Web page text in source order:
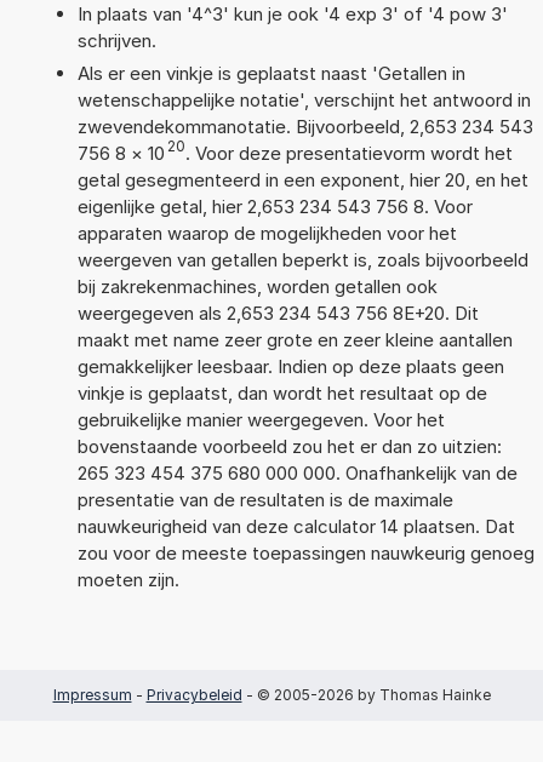
In plaats van '4^3' kun je ook '4 exp 3' of '4 pow 3'
schrijven.
Als er een vinkje is geplaatst naast 'Getallen in
wetenschappelijke notatie', verschijnt het antwoord in
zwevendekommanotatie. Bijvoorbeeld, 2,653 234 543
756 8 × 10 20. Voor deze presentatievorm wordt het
getal gesegmenteerd in een exponent, hier 20, en het
eigenlijke getal, hier 2,653 234 543 756 8. Voor
apparaten waarop de mogelijkheden voor het
weergeven van getallen beperkt is, zoals bijvoorbeeld
bij zakrekenmachines, worden getallen ook
weergegeven als 2,653 234 543 756 8E+20. Dit
maakt met name zeer grote en zeer kleine aantallen
gemakkelijker leesbaar. Indien op deze plaats geen
vinkje is geplaatst, dan wordt het resultaat op de
gebruikelijke manier weergegeven. Voor het
bovenstaande voorbeeld zou het er dan zo uitzien:
265 323 454 375 680 000 000. Onafhankelijk van de
presentatie van de resultaten is de maximale
nauwkeurigheid van deze calculator 14 plaatsen. Dat
zou voor de meeste toepassingen nauwkeurig genoeg
moeten zijn.
Impressum - Privacybeleid - © 2005-2026 by Thomas Hainke